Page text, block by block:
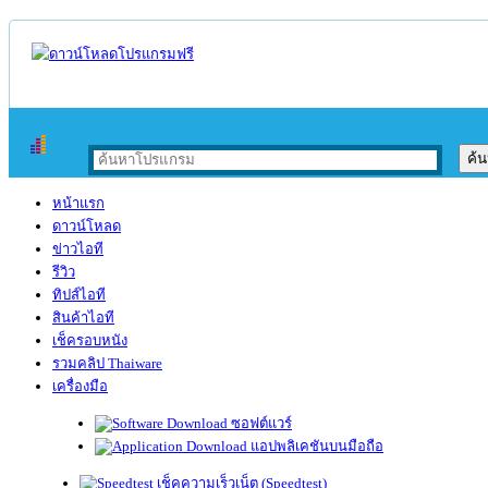
หน้าแรก
ดาวน์โหลด
ข่าวไอที
รีวิว
ทิปส์ไอที
สินค้าไอที
เช็ครอบหนัง
รวมคลิป Thaiware
เครื่องมือ
ซอฟต์แวร์
แอปพลิเคชันบนมือถือ
เช็คความเร็วเน็ต (Speedtest)